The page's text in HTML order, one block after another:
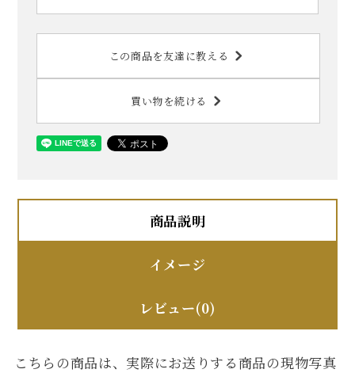
この商品を友達に教える
買い物を続ける
商品説明
イメージ
レビュー(0)
こちらの商品は、実際にお送りする商品の現物写真